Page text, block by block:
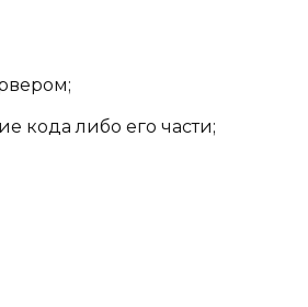
кода либо его части;